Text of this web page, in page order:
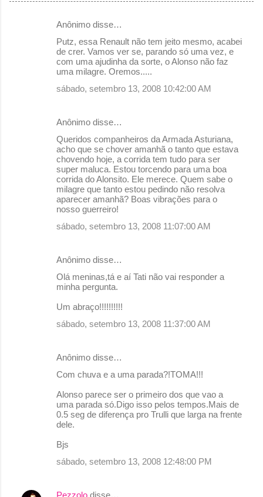
Anônimo disse…
Putz, essa Renault não tem jeito mesmo, acabei
de crer. Vamos ver se, parando só uma vez, e
com uma ajudinha da sorte, o Alonso não faz
uma milagre. Oremos.....
sábado, setembro 13, 2008 10:42:00 AM
Anônimo disse…
Queridos companheiros da Armada Asturiana,
acho que se chover amanhã o tanto que estava
chovendo hoje, a corrida tem tudo para ser
super maluca. Estou torcendo para uma boa
corrida do Alonsito. Ele merece. Quem sabe o
milagre que tanto estou pedindo não resolva
aparecer amanhã? Boas vibrações para o
nosso guerreiro!
sábado, setembro 13, 2008 11:07:00 AM
Anônimo disse…
Olá meninas,tá e aí Tati não vai responder a
minha pergunta.
Um abraço!!!!!!!!!!
sábado, setembro 13, 2008 11:37:00 AM
Anônimo disse…
Com chuva e a uma parada?!TOMA!!!
Alonso parece ser o primeiro dos que vao a
uma parada só.Digo isso pelos tempos.Mais de
0.5 seg de diferença pro Trulli que larga na frente
dele.
Bjs
sábado, setembro 13, 2008 12:48:00 PM
Pezzolo disse…